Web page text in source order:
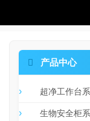
 产品中心
超净工作台
生物安全柜